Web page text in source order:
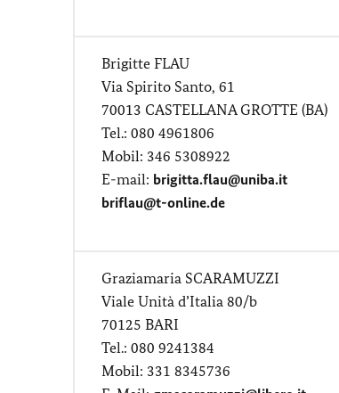
Brigitte FLAU
Via Spirito Santo, 61
70013 CASTELLANA GROTTE (BA)
Tel.: 080 4961806
Mobil: 346 5308922
E-mail: brigitta.flau@uniba.it
briflau@t-online.de
Graziamaria SCARAMUZZI
Viale Unità d’Italia 80/b
70125 BARI
Tel.: 080 9241384
Mobil: 331 8345736